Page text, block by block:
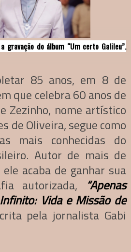
do álbum “Um certo Galileu”.
85 anos, em 8 de
que celebra 60 anos de
Zezinho, nome artístico
de Oliveira, segue como
mais conhecidas do
Autor de mais de
acaba de ganhar sua
autorizada,
“Apenas
Vida e Missão de
pela jornalista Gabi